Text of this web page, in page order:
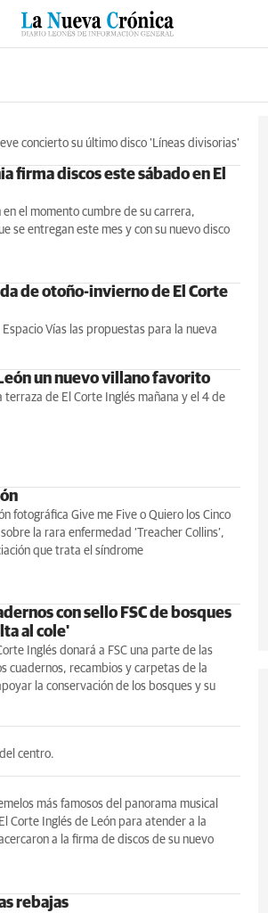
CULTURAS ESPECIALES DEPORTES
concierto su último disco 'Líneas divisorias'
firma discos este sábado en El
en el momento cumbre de su carrera,
se entregan este mes y con su nuevo disco
de otoño-invierno de El Corte
Vías las propuestas para la nueva
un nuevo villano favorito
terraza de El Corte Inglés mañana y el 4 de
fotográfica Give me Five o Quiero los Cinco
la rara enfermedad ‘Treacher Collins’,
que trata el síndrome
con sello FSC de bosques
al cole'
Inglés donará a FSC una parte de las
cuadernos, recambios y carpetas de la
la conservación de los bosques y su
centro.
más famosos del panorama musical
Corte Inglés de León para atender a la
a la firma de discos de su nuevo
rebajas